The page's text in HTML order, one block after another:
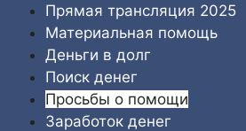
Перейти
содержимому
Прямая трансляция 2025
Материальная помощь
Деньги в долг
Поиск денег
Просьбы о помощи
Заработок денег